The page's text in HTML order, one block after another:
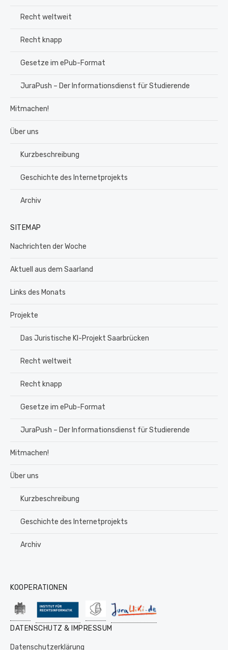
Recht weltweit
Recht knapp
Gesetze im ePub-Format
JuraPush – Der Informationsdienst für Studierende
Mitmachen!
Über uns
Kurzbeschreibung
Geschichte des Internetprojekts
Archiv
SITEMAP
Nachrichten der Woche
Aktuell aus dem Saarland
Links des Monats
Projekte
Das Juristische KI-Projekt Saarbrücken
Recht weltweit
Recht knapp
Gesetze im ePub-Format
JuraPush – Der Informationsdienst für Studierende
Mitmachen!
Über uns
Kurzbeschreibung
Geschichte des Internetprojekts
Archiv
KOOPERATIONEN
DATENSCHUTZ & IMPRESSUM
Datenschutzerklärung